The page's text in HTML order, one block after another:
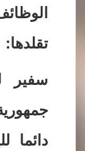
تقلدها:
سفير
دائما